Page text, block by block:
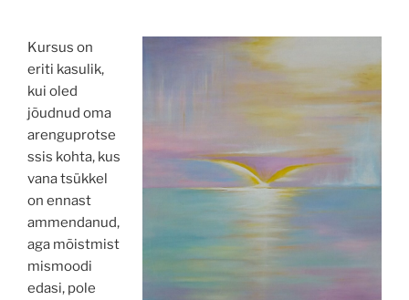
Kursus on
eriti kasulik,
kui oled
jõudnud oma
arenguprotse
ssis kohta, kus
vana tsükkel
on ennast
ammendanud,
aga mõistmist
mismoodi
edasi, pole